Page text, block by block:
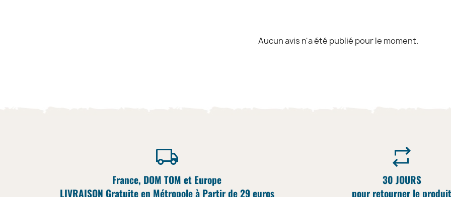
Aucun avis n'a été publié pour le moment.
France, DOM TOM et Europe
LIVRAISON Gratuite en Métropole à Partir de 29 euros
30 JOURS
pour retourner le produit